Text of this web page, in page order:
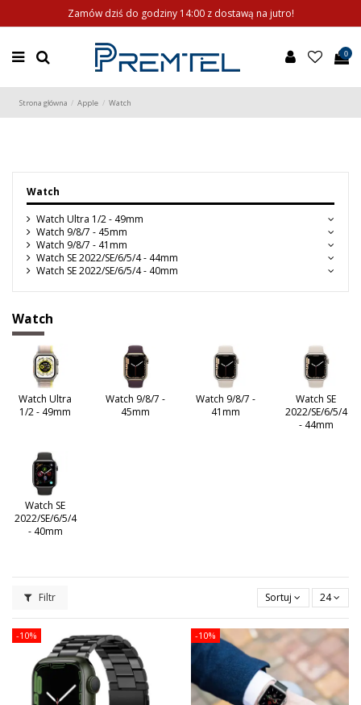
Zamów dziś do godziny 14:00 z dostawą na jutro!
0
Strona główna Apple Watch
Watch
Watch Ultra 1/2 - 49mm
Watch 9/8/7 - 45mm
Watch 9/8/7 - 41mm
Watch SE 2022/SE/6/5/4 - 44mm
Watch SE 2022/SE/6/5/4 - 40mm
Watch
Watch Ultra
1/2 - 49mm
Watch 9/8/7 -
45mm
Watch 9/8/7 -
41mm
Watch SE
2022/SE/6/5/4
- 44mm
Watch SE
2022/SE/6/5/4
- 40mm
Filtr Sortuj 24
-10% -10%